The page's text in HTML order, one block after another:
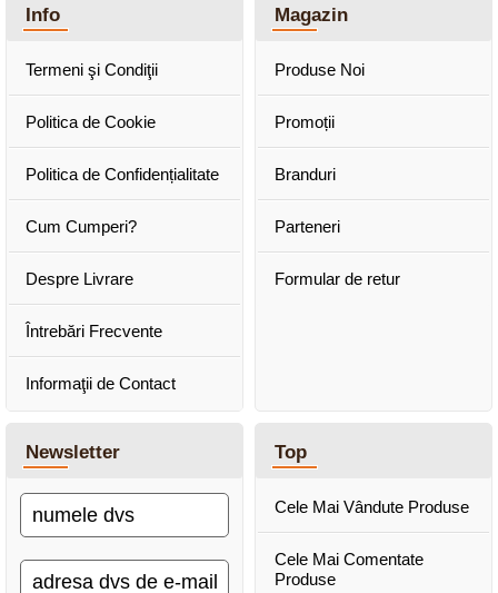
Info
Termeni şi Condiţii
Politica de Cookie
Politica de Confidențialitate
Cum Cumperi?
Despre Livrare
Întrebări Frecvente
Informaţii de Contact
Magazin
Produse Noi
Promoții
Branduri
Parteneri
Formular de retur
Newsletter Top
Cele Mai Vândute Produse
Cele Mai Comentate
Produse